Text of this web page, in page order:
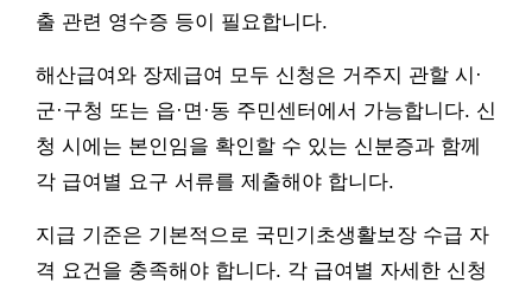
출 관련 영수증 등이 필요합니다.
해산급여와 장제급여 모두 신청은 거주지 관할 시·
군·구청 또는 읍·면·동 주민센터에서 가능합니다. 신
청 시에는 본인임을 확인할 수 있는 신분증과 함께
각 급여별 요구 서류를 제출해야 합니다.
지급 기준은 기본적으로 국민기초생활보장 수급 자
격 요건을 충족해야 합니다. 각 급여별 자세한 신청